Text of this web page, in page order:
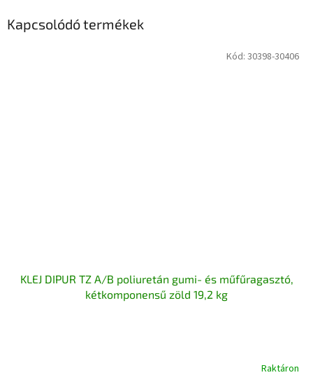
Kapcsolódó termékek
KLEJ DIPUR TZ A/B poliuretán gumi- és műfűragasztó,
kétkomponensű zöld 19,2 kg
Raktáron
Kód: 30398-30406